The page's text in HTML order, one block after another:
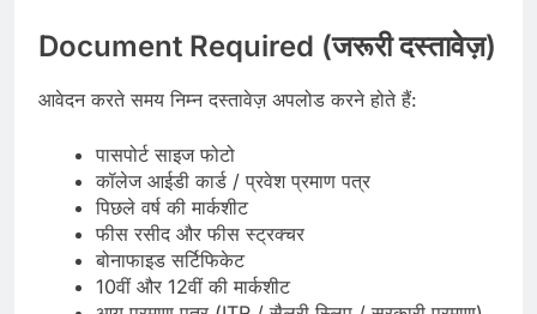
Document Required (जरूरी दस्तावेज़)
आवेदन करते समय निम्न दस्तावेज़ अपलोड करने होते हैं:
पासपोर्ट साइज फोटो
कॉलेज आईडी कार्ड / प्रवेश प्रमाण पत्र
पिछले वर्ष की मार्कशीट
फीस रसीद और फीस स्ट्रक्चर
बोनाफाइड सर्टिफिकेट
10वीं और 12वीं की मार्कशीट